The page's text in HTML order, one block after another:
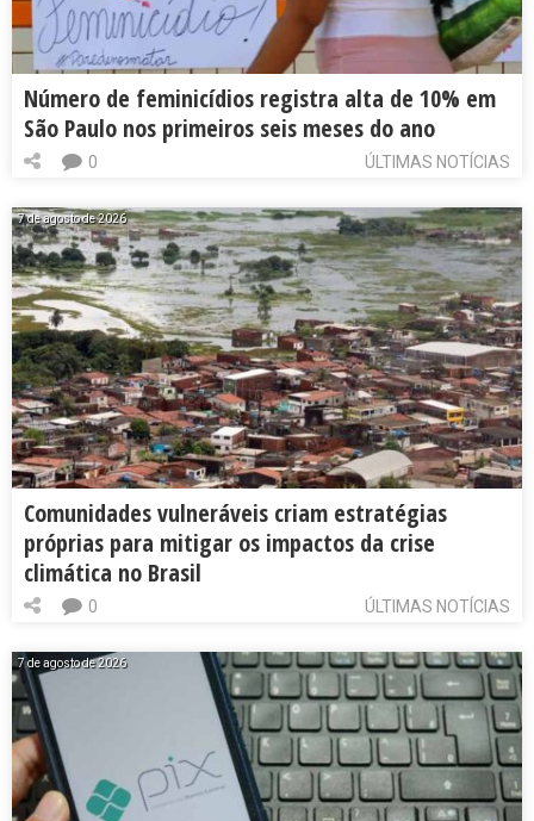
Número de feminicídios registra alta de 10% em
São Paulo nos primeiros seis meses do ano
ÚLTIMAS NOTÍCIAS
0
7 de agosto de 2026
Comunidades vulneráveis criam estratégias
próprias para mitigar os impactos da crise
climática no Brasil
ÚLTIMAS NOTÍCIAS
0
7 de agosto de 2026